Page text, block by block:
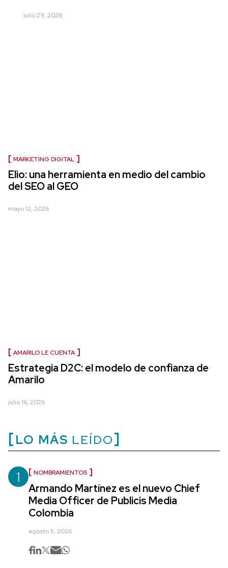
julio 29, 2026
MARKETING DIGITAL
Elio: una herramienta en medio del cambio
del SEO al GEO
mayo 12, 2026
AMARILO LE CUENTA
Estrategia D2C: el modelo de confianza de
Amarilo
julio 16, 2026
LO MÁS LEÍDO
1 NOMBRAMIENTOS
Armando Martínez es el nuevo Chief
Media Officer de Publicis Media
Colombia
agosto 5, 2026